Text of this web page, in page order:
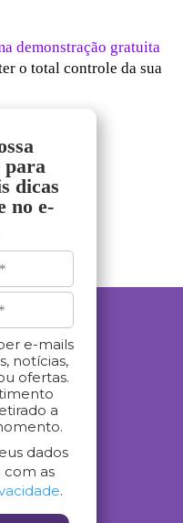
demonstração gratuita
o total controle da sua
para
dicas
no e-
e-mails
notícias,
ofertas.
a
dados
as
.